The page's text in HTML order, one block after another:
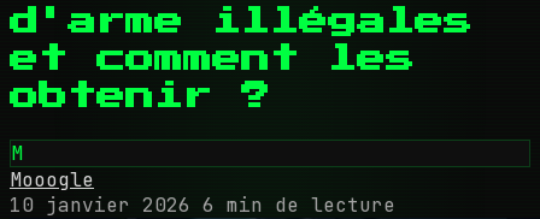
d'arme illégales
et comment les
obtenir ?
M
Mooogle
10 janvier 2026 6 min de lecture